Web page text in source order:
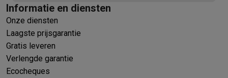
Informatie en diensten
Onze diensten
Laagste prijsgarantie
Gratis leveren
Verlengde garantie
Ecocheques